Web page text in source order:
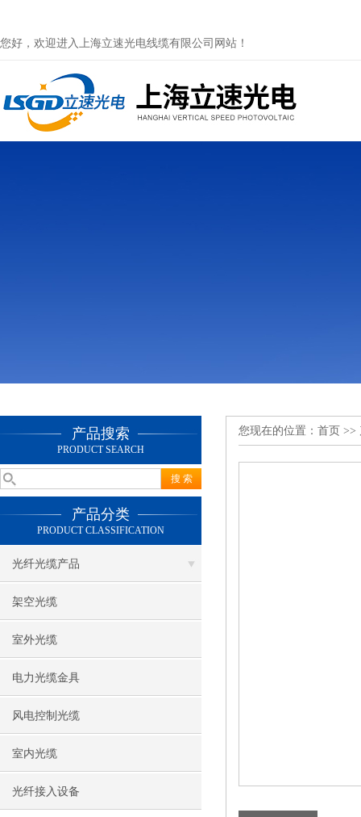
您好，欢迎进入上海立速光电线缆有限公司网站！
产品搜索
PRODUCT SEARCH
产品分类
PRODUCT CLASSIFICATION
光纤光缆产品
架空光缆
室外光缆
电力光缆金具
风电控制光缆
室内光缆
光纤接入设备
您现在的位置： 首页 >>